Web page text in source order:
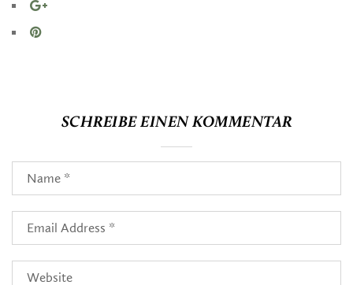
SCHREIBE EINEN KOMMENTAR